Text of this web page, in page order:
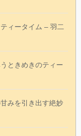
ィータイム – 羽二
ときめきのティー
みを引き出す絶妙